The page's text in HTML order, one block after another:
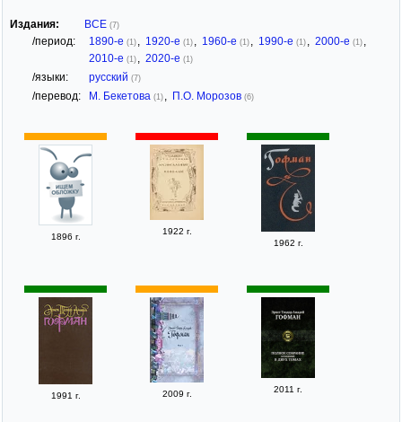
Издания: ВСЕ (7)
/период: 1890-е (1) 1920-е (1) 1960-е (1) 1990-е (1) 2000-е (1)
2010-е (1) 2020-е (1)
/языки: русский (7)
/перевод: М. Бекетова (1) П.О. Морозов (6)
1896 г.
1922 г.
1962 г.
1991 г. 2009 г. 2011 г.